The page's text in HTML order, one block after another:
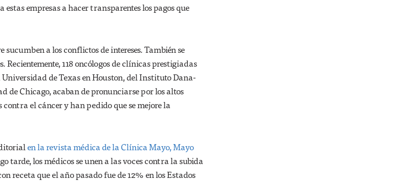
estas empresas a hacer transparentes los pagos que
sucumben a los conflictos de intereses. También se
Recientemente, 118 oncólogos de clínicas prestigiadas
Universidad de Texas en Houston, del Instituto Dana-
de Chicago, acaban de pronunciarse por los altos
contra el cáncer y han pedido que se mejore la
en la revista médica de la Clínica Mayo, Mayo
tarde, los médicos se unen a las voces contra la subida
receta que el año pasado fue de 12% en los Estados